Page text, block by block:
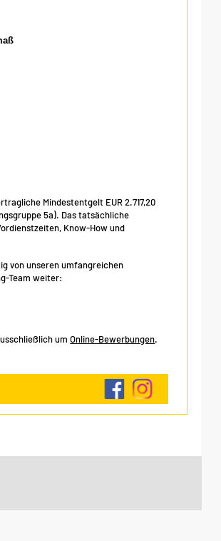
Mindestentgelt EUR 2.717,20
5a). Das tatsächliche
Know-How und
von unseren umfangreichen
Team weiter:
umOnline-Bewerbungen.